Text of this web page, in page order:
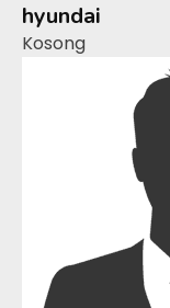
hyundai
Kosong